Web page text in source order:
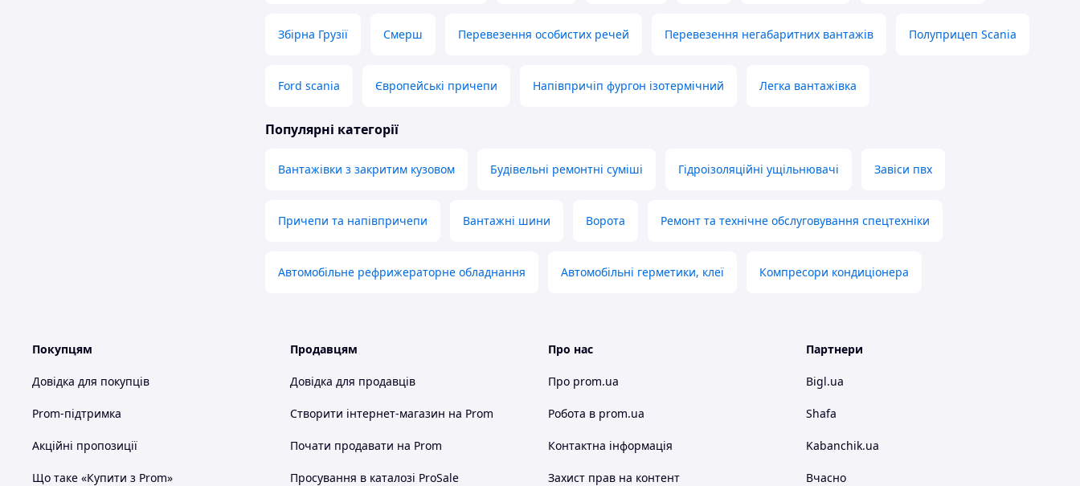
Збірна Грузії Смерш Перевезення особистих речей Перевезення негабаритних вантажів Полуприцеп Scania
Ford scania Європейські причепи Напівпричіп фургон ізотермічний Легка вантажівка
Популярні категорії
Вантажівки з закритим кузовом Будівельні ремонтні суміші Гідроізоляційні ущільнювачі Завіси пвх
Причепи та напівпричепи Вантажні шини Ворота Ремонт та технічне обслуговування спецтехніки
Автомобільне рефрижераторне обладнання Автомобільні герметики, клеї Компресори кондиціонера
Покупцям
Довідка для покупців
Prom-підтримка
Акційні пропозиції
Що таке «Купити з Prom»
Продавцям
Довідка для продавців
Створити інтернет-магазин на Prom
Почати продавати на Prom
Просування в каталозі ProSale
Про нас
Про prom.ua
Робота в prom.ua
Контактна інформація
Захист прав на контент
Партнери
Bigl.ua
Shafa
Kabanchik.ua
Вчасно